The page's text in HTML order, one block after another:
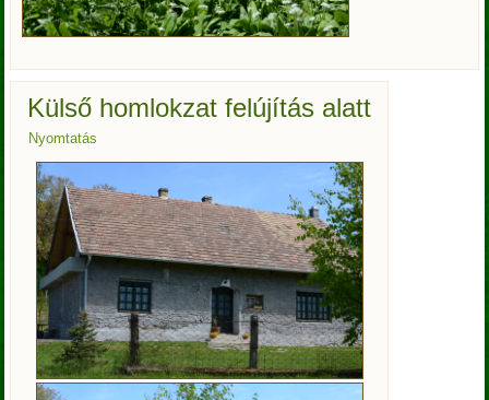
Külső homlokzat felújítás alatt
Nyomtatás